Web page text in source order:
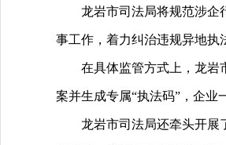
龙岩市司法局将规范涉企行
事工作，着力纠治违规异地执
在具体监管方式上，龙岩市
案并生成专属“执法码”，企业
龙岩市司法局还牵头开展了